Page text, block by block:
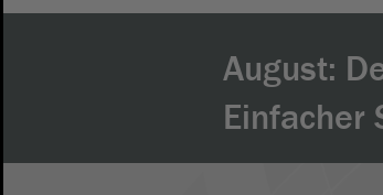
August:
Einfacher